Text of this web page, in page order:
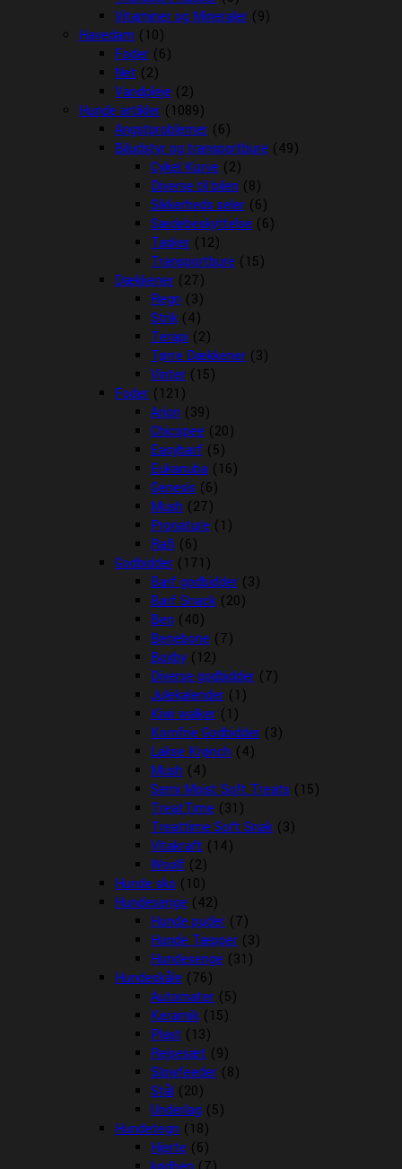
Vitaminer og Mineraler (9)
Havedam (10)
Foder (6)
Net (2)
Vandpleje (2)
Hunde artikler (1089)
Angstproblemer (6)
Biludstyr og transportbure (49)
Cykel Kurve (2)
Diverse til bilen (8)
Sikkerheds seler (6)
Sædebeskyttelse (6)
Tasker (12)
Transportbure (15)
Dækkener (27)
Regn (3)
Strik (4)
Terapi (2)
Tørre Dækkener (3)
Vinter (15)
Foder (121)
Arion (39)
Chicopee (20)
Easybarf (5)
Eukanuba (16)
Genesis (6)
Mush (27)
Pronature (1)
Rafi (6)
Godbidder (171)
Barf godbidder (3)
Barf Snack (20)
Ben (40)
Benebone (7)
Boxby (12)
Diverse godbidder (7)
Julekalender (1)
Kiwi walker (1)
Kornfrie Godbidder (3)
Lakse Krønch (4)
Mush (4)
Semi Moist Soft Treats (15)
TreatTime (31)
Treattime Soft Snak (3)
Vitakraft (14)
Woolf (2)
Hunde sko (10)
Hundesenge (42)
Hunde puder (7)
Hunde Tæpper (3)
Hundesenge (31)
Hundeskåle (76)
Automater (5)
Keramik (15)
Plast (13)
Rejsesæt (9)
Slowfeeder (8)
Stål (20)
Underlag (5)
Hundetegn (18)
Hjerte (6)